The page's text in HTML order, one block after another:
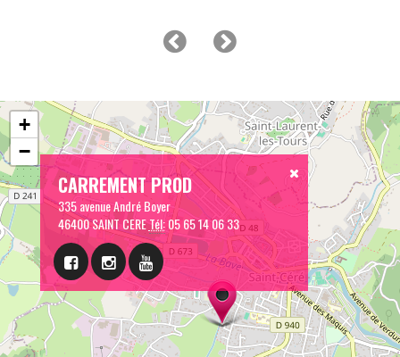
CARREMENT PROD
335 avenue André Boyer
46400 SAINT CERETél:05 65 14 06 33
+
−